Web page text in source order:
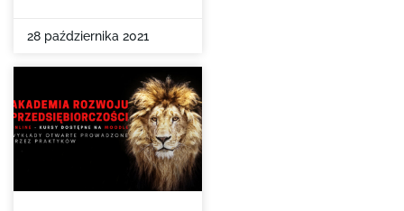
28 października 2021